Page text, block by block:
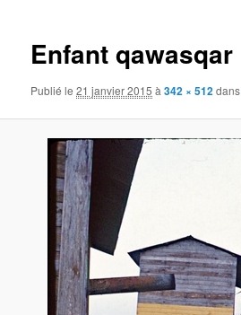
Enfant qawasqar
Publié le21 janvier 2015 à342 × 512dans